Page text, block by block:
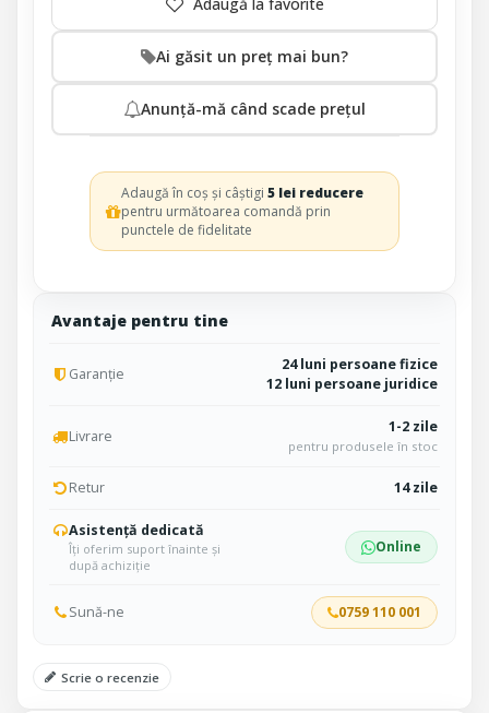
Avantaje pentru tine
Garanție
24 luni persoane fizice
12 luni persoane juridice
Livrare 1-2 zile
pentru produsele în stoc
Retur 14 zile
Asistență dedicată
Îți oferim suport înainte și
după achiziție
Online
Sună-ne 0759 110 001
Scrie o recenzie
Ai găsit un preț mai bun?
Anunță-mă când scade prețul
Adaugă în coș și câștigi5 lei reducere
pentru următoarea comandă prin
punctele de fidelitate